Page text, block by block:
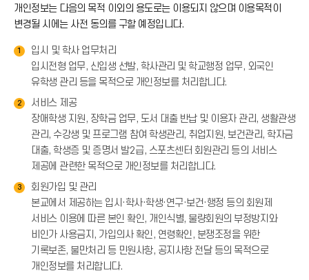
개인정보는 다음의 목적 이외의 용도로는 이용되지 않으며 이용목적이
변경될 시에는 사전 동의를 구할 예정입니다.
1
입시 및 학사 업무처리
입시전형 업무, 신입생 선발, 학사관리 및 학교행정 업무, 외국인
유학생 관리 등을 목적으로 개인정보를 처리합니다.
2
서비스 제공
장애학생 지원, 장학금 업무, 도서 대출 반납 및 이용자 관리, 생활관생
관리, 수강생 및 프로그램 참여 학생관리, 취업지원, 보건관리, 학자금
대출, 학생증 및 증명서 발2급, 스포츠센터 회원관리 등의 서비스
제공에 관련한 목적으로 개인정보를 처리합니다.
3
회원가입 및 관리
본교에서 제공하는 입시·학사·학생·연구·보건·행정 등의 회원제
서비스 이용에 따른 본인 확인, 개인식별, 불량회원의 부정방지와
비인가 사용금지, 가입의사 확인, 연령확인, 분쟁조정을 위한
기록보존, 불만처리 등 민원사항, 공지사항 전달 등의 목적으로
개인정보를 처리합니다.